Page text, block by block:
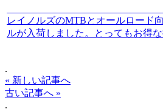
レイノルズのMTBとオールロード
ルが入荷しました。とってもお得な
.
« 新しい記事へ
古い記事へ »
.